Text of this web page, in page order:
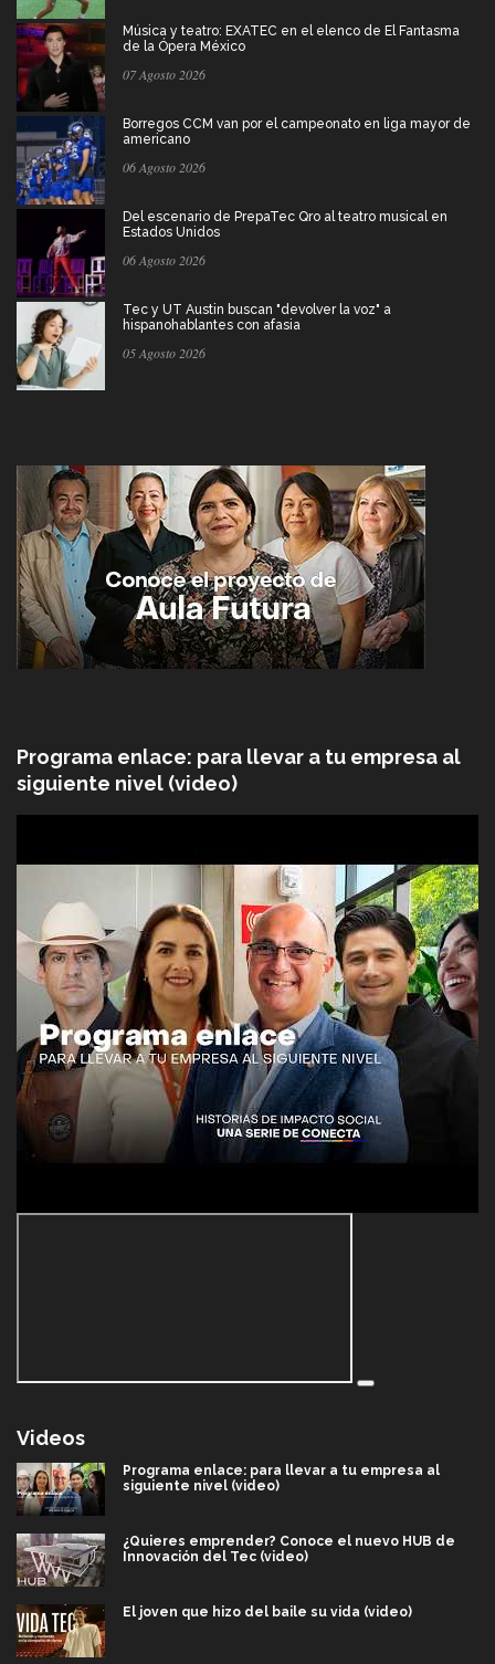
Música y teatro: EXATEC en el elenco de El Fantasma
de la Ópera México
07 Agosto 2026
Borregos CCM van por el campeonato en liga mayor de
americano
06 Agosto 2026
Del escenario de PrepaTec Qro al teatro musical en
Estados Unidos
06 Agosto 2026
Tec y UT Austin buscan "devolver la voz" a
hispanohablantes con afasia
05 Agosto 2026
Programa enlace: para llevar a tu empresa al
siguiente nivel (video)
Videos
Programa enlace: para llevar a tu empresa al
siguiente nivel (video)
¿Quieres emprender? Conoce el nuevo HUB de
Innovación del Tec (video)
El joven que hizo del baile su vida (video)